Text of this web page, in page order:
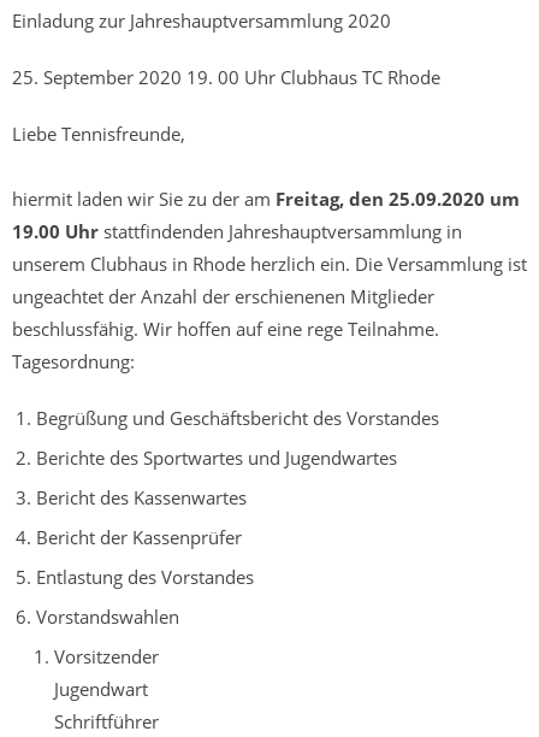
Einladung zur Jahreshauptversammlung 2020
25. September 2020 19. 00 Uhr Clubhaus TC Rhode
Liebe Tennisfreunde,
hiermit laden wir Sie zu der am Freitag, den 25.09.2020 um
19.00 Uhr stattfindenden Jahreshauptversammlung in
unserem Clubhaus in Rhode herzlich ein. Die Versammlung ist
ungeachtet der Anzahl der erschienenen Mitglieder
beschlussfähig. Wir hoffen auf eine rege Teilnahme.
Tagesordnung:
Begrüßung und Geschäftsbericht des Vorstandes
Berichte des Sportwartes und Jugendwartes
Bericht des Kassenwartes
Bericht der Kassenprüfer
Entlastung des Vorstandes
Vorstandswahlen
Vorsitzender
Jugendwart
Schriftführer